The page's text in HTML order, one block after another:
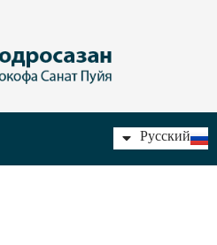
Русский
فارسی
English